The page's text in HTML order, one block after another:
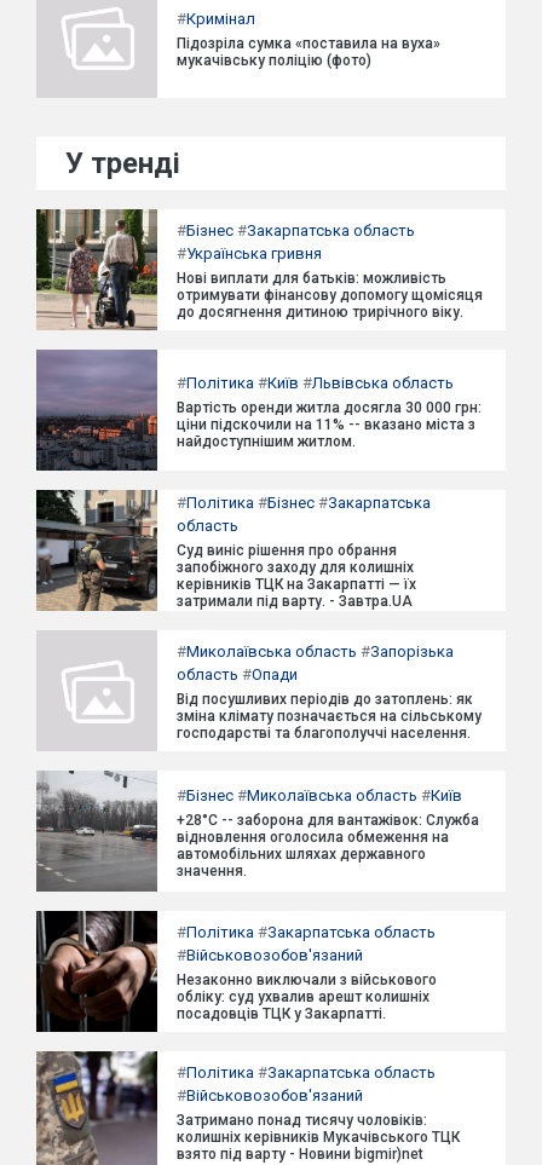
#Кримінал
Підозріла сумка «поставила на вуха»
мукачівську поліцію (фото)
У тренді
#Бізнес #Закарпатська область
#Українська гривня
Нові виплати для батьків: можливість
отримувати фінансову допомогу щомісяця
до досягнення дитиною трирічного віку.
#Політика #Київ #Львівська область
Вартість оренди житла досягла 30 000 грн:
ціни підскочили на 11% -- вказано міста з
найдоступнішим житлом.
#Політика #Бізнес #Закарпатська
область
Суд виніс рішення про обрання
запобіжного заходу для колишніх
керівників ТЦК на Закарпатті — їх
затримали під варту. - Завтра.UA
#Миколаївська область #Запорізька
область #Опади
Від посушливих періодів до затоплень: як
зміна клімату позначається на сільському
господарстві та благополуччі населення.
#Бізнес #Миколаївська область #Київ
+28°C -- заборона для вантажівок: Служба
відновлення оголосила обмеження на
автомобільних шляхах державного
значення.
#Політика #Закарпатська область
#Військовозобов'язаний
Незаконно виключали з військового
обліку: суд ухвалив арешт колишніх
посадовців ТЦК у Закарпатті.
#Політика #Закарпатська область
#Військовозобов'язаний
Затримано понад тисячу чоловіків:
колишніх керівників Мукачівського ТЦК
взято під варту - Новини bigmir)net